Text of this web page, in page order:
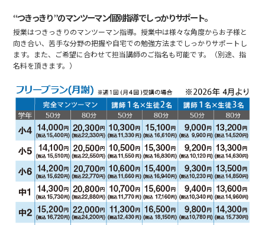
“つきっきり”のマンツーマン個別指導でしっかりサポート。
授業はつきっきりのマンツーマン指導。授業中は様々な角度からお子様と
向き合い、苦手な分野の把握や自宅での勉強方法までしっかりサポートし
ます。また、ご希望に合わせて担当講師のご指名も可能です。（別途、指
名料を頂きます。）